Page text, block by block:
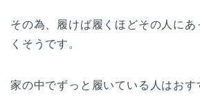
その為、履けば履くほどその人にあ
くそうです。
家の中でずっと履いている人はおす